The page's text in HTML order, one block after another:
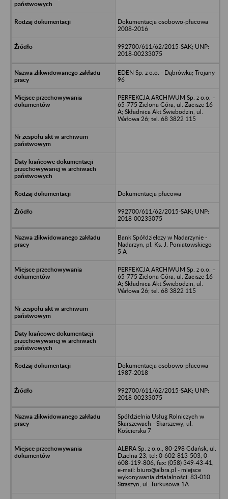
Dokumentacja osobowo-płacowa
2008-2016
992700/611/62/2015-SAK; UNP:
2018-00233075
EDEN Sp. z o.o. - Dąbrówka; Trojany
96
PERFEKCJA ARCHIWUM Sp. z o.o. –
65-775 Zielona Góra, ul. Zacisze 16
A; Składnica Akt Świebodzin, ul.
Wałowa 26; tel. 68 3822 115
Dokumentacja płacowa
992700/611/62/2015-SAK; UNP:
2018-00233075
Bank Spółdzielczy w Nadarzynie -
Nadarzyn, pl. Ks. J. Poniatowskiego
5 A
PERFEKCJA ARCHIWUM Sp. z o.o. –
65-775 Zielona Góra, ul. Zacisze 16
A; Składnica Akt Świebodzin, ul.
Wałowa 26; tel. 68 3822 115
Dokumentacja osobowo-płacowa
1987-2018
992700/611/62/2015-SAK; UNP:
2018-00233075
Spółdzielnia Usług Rolniczych w
Skarszewach - Skarszewy, ul.
Kościerska 7
ALBRA Sp. z o.o., 80-298 Gdańsk, ul.
Dzielna 23, tel: 0-602-813-503, 0-
608-119-806, fax: (058) 349-43-41,
e-mail: biuro@albra.pl - miejsce
wykonywania działalności: 83-010
Straszyn, ul. Turkusowa 1A